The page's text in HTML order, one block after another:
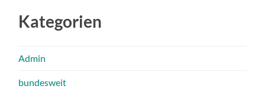
Kategorien
Admin
bundesweit